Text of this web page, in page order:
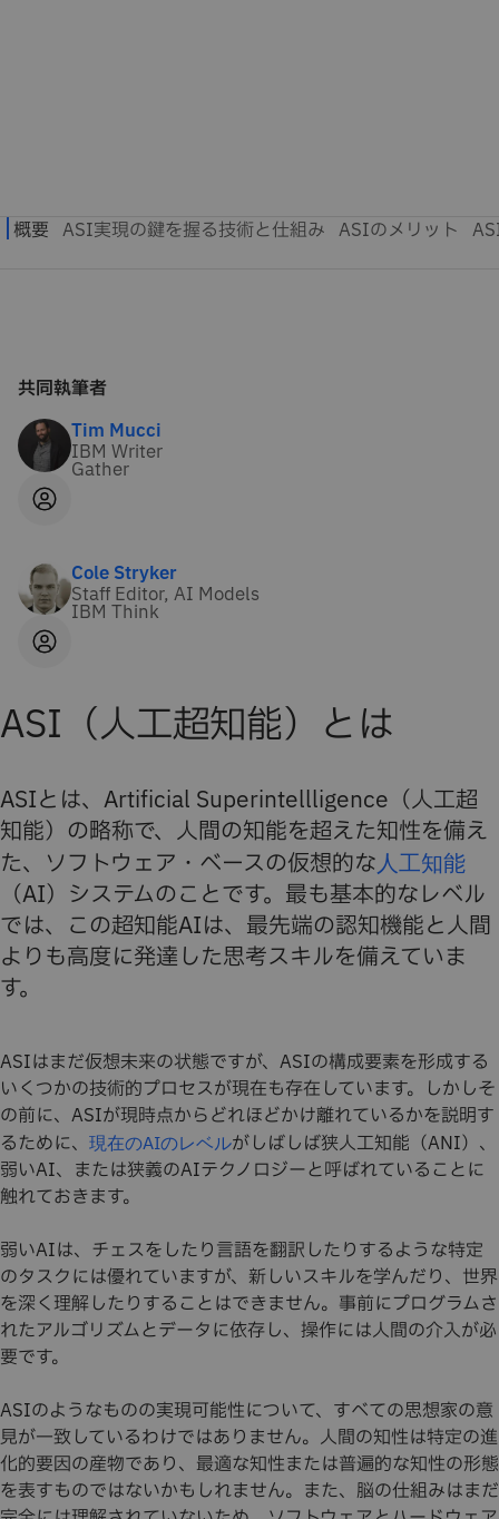
共同執筆者
Tim Mucci
IBM Writer
Gather
Cole Stryker
Staff Editor, AI Models
IBM Think
ASI（人工超知能）とは
ASIとは、Artificial Superintellligence（人工超
知能）の略称で、人間の知能を超えた知性を備え
た、ソフトウェア・ベースの仮想的な人工知能
（AI）システムのことです。最も基本的なレベル
では、この超知能AIは、最先端の認知機能と人間
よりも高度に発達した思考スキルを備えていま
す。
ASIはまだ仮想未来の状態ですが、ASIの構成要素を形成する
いくつかの技術的プロセスが現在も存在しています。しかしそ
の前に、ASIが現時点からどれほどかけ離れているかを説明す
るために、 現在のAIのレベルがしばしば狭人工知能（ANI）、
弱いAI、または狭義のAIテクノロジーと呼ばれていることに
触れておきます。
弱いAIは、チェスをしたり言語を翻訳したりするような特定
のタスクには優れていますが、新しいスキルを学んだり、世界
を深く理解したりすることはできません。事前にプログラムさ
れたアルゴリズムとデータに依存し、操作には人間の介入が必
要です。
ASIのようなものの実現可能性について、すべての思想家の意
見が一致しているわけではありません。人間の知性は特定の進
化的要因の産物であり、最適な知性または普遍的な知性の形態
を表すものではないかもしれません。また、脳の仕組みはまだ